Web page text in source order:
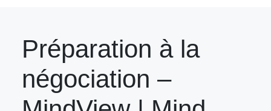
Préparation à la
négociation –